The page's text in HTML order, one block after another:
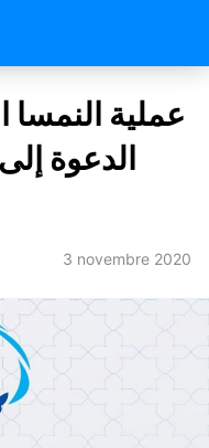
عملية النمسا
الدعوة
3 novembre 2020